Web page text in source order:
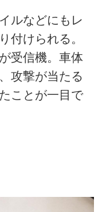
ルなどにもレ
付けられる。
受信機。車体
攻撃が当たる
ことが一目で